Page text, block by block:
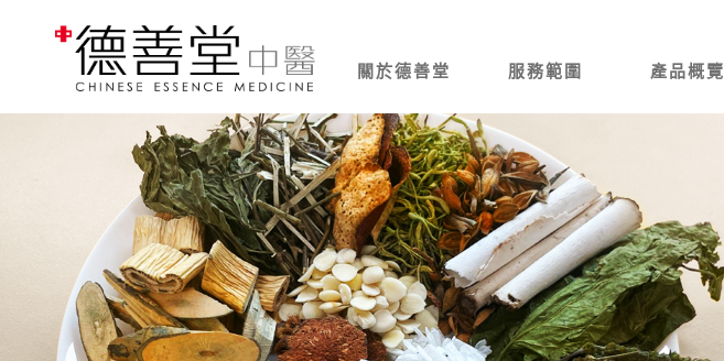
關於德善堂 服務範圍 產品概覽